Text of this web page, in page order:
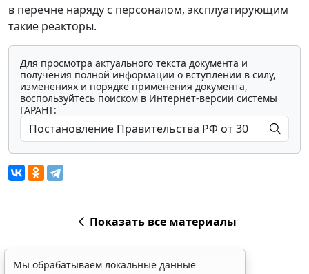
в перечне наряду с персоналом, эксплуатирующим
такие реакторы.
Для просмотра актуального текста документа и
получения полной информации о вступлении в силу,
изменениях и порядке применения документа,
воспользуйтесь поиском в Интернет-версии системы
ГАРАНТ:
Показать все материалы
Мы обрабатываем локальные данные